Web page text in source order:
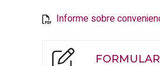
Informe sobre